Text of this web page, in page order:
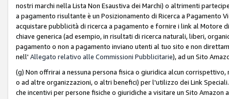
nostri marchi nella Lista Non Esaustiva dei Marchi) o altrimenti
a pagamento risultante è un Posizionamento di Ricerca a Pagamento
acquistare pubblicità di ricerca a pagamento e fornire i link al Motore
chiave generica (ad esempio, in risultati di ricerca naturali, liberi,
pagamento o non a pagamento inviano utenti al tuo sito e non
nell' Allegato relativo alle Commissioni Pubblicitarie), ad un Sito
(g) Non offrirai a nessuna persona fisica o giuridica alcun
o ad altre organizzazioni, o altri benefici) per l'utilizzo dei Link
che incentivi per persone fisiche o giuridiche a visitare un Sito